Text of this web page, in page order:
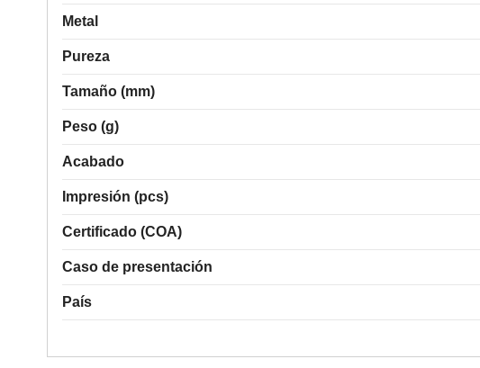
Metal
Pureza
Tamaño (mm)
Peso (g)
Acabado
Impresión (pcs)
Certificado (COA)
Caso de presentación
País